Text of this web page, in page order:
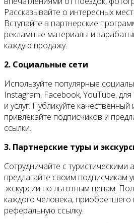
Рассказывайте о интересных
Вступайте в партнерские
рекламные материалы и
каждую продажу.
2. Социальные сети
Используйте популярные
Instagram, Facebook, YouTube,
и услуг. Публикуйте
привлекайте подписчиков и
ссылки.
3. Партнерские туры и
Сотрудничайте с туристическими
предлагайте своим подписчикам
экскурсии по льготным ценам.
каждого человека, приобретшего
реферальную ссылку.